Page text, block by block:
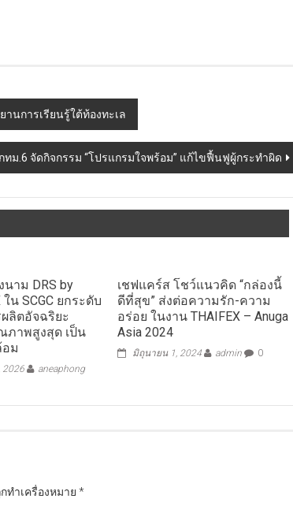
านการเรียนรู้ใต้ท้องทะเล
ม.6 จัดกิจกรรม “โปรแกรมใจพร้อม” แก้ไขฟื้นฟูผู้กระทำผิด
นาม DRS by
ใน SCGC ยกระดับ
ลิตอัจฉริยะ
ภาพสูงสุด เป็น
ม
2026
aneaphong
เชฟแคร์ส โชว์แนวคิด “กล่องนี้
ดีที่สุข” ส่งต่อความรัก-ความ
อร่อย ในงาน THAIFEX – Anuga
Asia 2024
มิถุนายน 1, 2024 admin 0
ทำเครื่องหมาย *